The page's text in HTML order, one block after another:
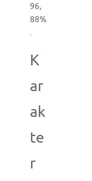
96,
88%
.
K
ar
ak
te
r